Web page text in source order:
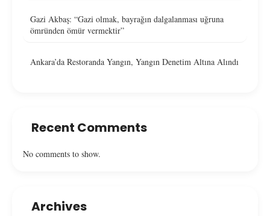
Gazi Akbaş: “Gazi olmak, bayrağın dalgalanması uğruna
ömründen ömür vermektir”
Ankara’da Restoranda Yangın, Yangın Denetim Altına Alındı
Recent Comments
No comments to show.
Archives